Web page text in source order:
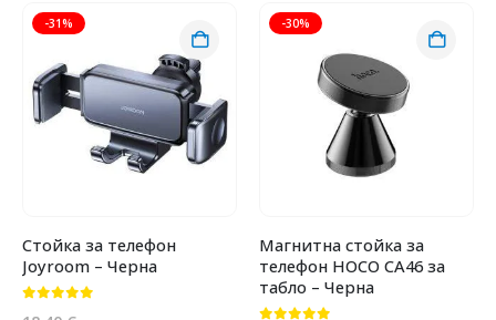
-31%
Стойка за телефон
Joyroom – Черна
-30%
Магнитна стойка за
телефон HOCO CA46 за
табло – Черна